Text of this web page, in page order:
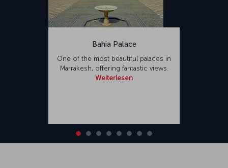
Bahia Palace
One of the most beautiful palaces in
Marrakesh, offering fantastic views.
Weiterlesen